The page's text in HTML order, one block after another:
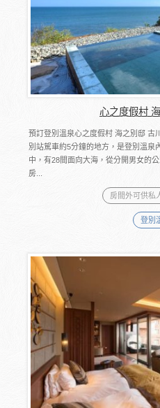
心之度假村
預訂登別溫泉心之度假村 海之別邸
別站駕車約5分鐘的地方，是登別溫泉
中，有28間面向大海，從分開男女的
房...
房間外可供私
登別